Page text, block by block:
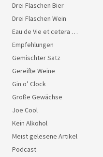
Drei Flaschen Bier
Drei Flaschen Wein
Eau de Vie et cetera …
Empfehlungen
Gemischter Satz
Gereifte Weine
Gin o’ Clock
Große Gewächse
Joe Cool
Kein Alkohol
Meist gelesene Artikel
Podcast